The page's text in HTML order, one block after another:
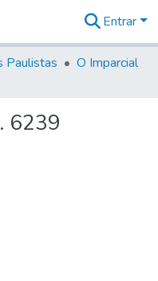
Entrar
Paulistas
O Imparcial
6239